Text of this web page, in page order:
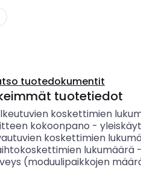
tuotedokumentit
tuotetiedot
koskettimien
kokoonpano -
koskettimien
lukumäärä-
(moduulipaikkojen